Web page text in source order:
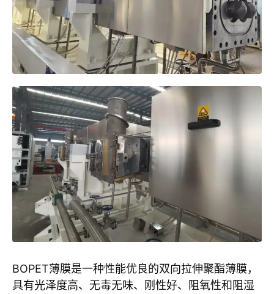
BOPET薄膜是一种性能优良的双向拉伸聚酯薄膜，
具有光泽度高、无毒无味、刚性好、阻氧性和阻湿